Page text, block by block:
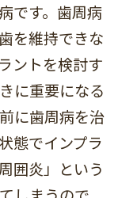
です。歯周病
を維持できな
ントを検討す
に重要になる
に歯周病を治
態でインプラ
囲炎」という